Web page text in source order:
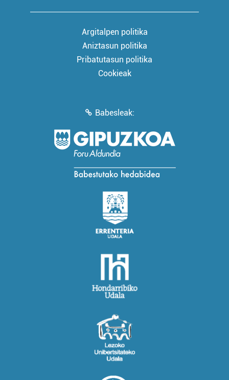
Argitalpen politika
Aniztasun politika
Pribatutasun politika
Cookieak
Babesleak: